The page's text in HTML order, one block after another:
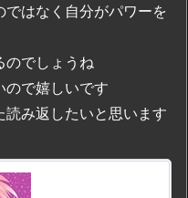
はなく自分がパワーを
のでしょうね
ので嬉しいです
読み返したいと思います